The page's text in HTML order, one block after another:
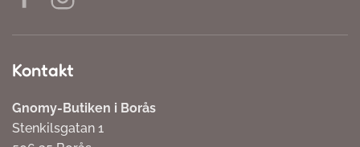
Kontakt
Gnomy-Butiken i Borås
Stenkilsgatan 1